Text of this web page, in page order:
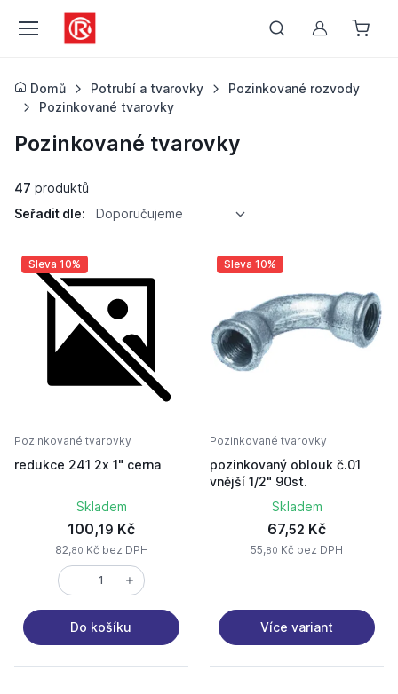
Můj účet
Domů Potrubí a tvarovky
Pozinkované rozvody
Pozinkované tvarovky
Pozinkované tvarovky
47 produktů
Seřadit dle:
Doporučujeme
Sleva 10%
Pozinkované tvarovky
redukce 241 2x 1" cerna
Skladem
100,19 Kč
82,80 Kč bez DPH
Do košíku
Sleva 10%
Pozinkované tvarovky
pozinkovaný oblouk č.01
vnější 1/2" 90st.
Skladem
67,52 Kč
55,80 Kč bez DPH
Více variant